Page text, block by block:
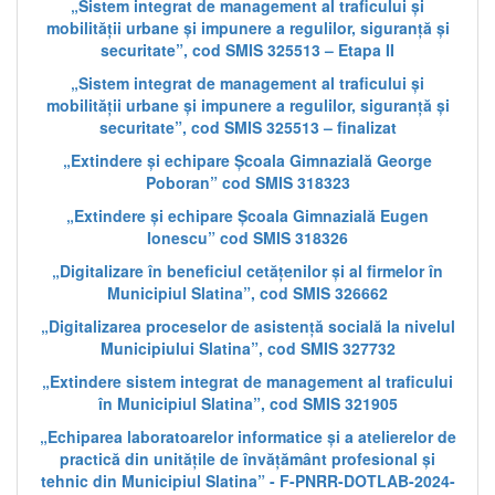
„Sistem integrat de management al traficului și
mobilității urbane și impunere a regulilor, siguranță și
securitate”, cod SMIS 325513 – Etapa II
„Sistem integrat de management al traficului și
mobilității urbane și impunere a regulilor, siguranță și
securitate”, cod SMIS 325513 – finalizat
„Extindere și echipare Școala Gimnazială George
Poboran” cod SMIS 318323
„Extindere și echipare Școala Gimnazială Eugen
Ionescu” cod SMIS 318326
„Digitalizare în beneficiul cetățenilor și al firmelor în
Municipiul Slatina”, cod SMIS 326662
„Digitalizarea proceselor de asistență socială la nivelul
Municipiului Slatina”, cod SMIS 327732
„Extindere sistem integrat de management al traficului
în Municipiul Slatina”, cod SMIS 321905
„Echiparea laboratoarelor informatice și a atelierelor de
practică din unitățile de învățământ profesional și
tehnic din Municipiul Slatina” - F-PNRR-DOTLAB-2024-